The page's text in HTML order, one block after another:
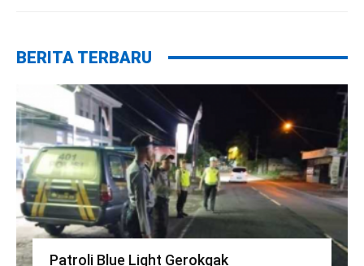
BERITA TERBARU
Patroli Blue Light Gerokgak